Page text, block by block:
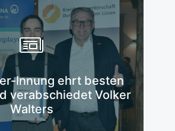
Innung ehrt besten
verabschiedet Volker
Walters
erfahren